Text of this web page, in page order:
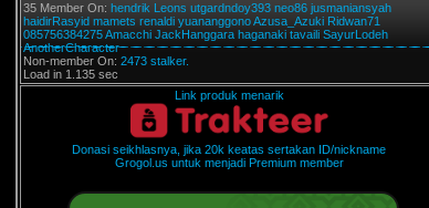
35 Member On: hendrik Leons utgardndoy393 neo86 jusmaniansyah
haidirRasyid mamets renaldi yuananggonoAzusa_Azuki Ridwan71
085756384275Amacchi JackHanggara haganaki tavaili SayurLodeh
AnotherCharacter
Non-member On: 2473 stalker.
Load in 1.135 sec
Link produk menarik
Donasi seikhlasnya, jika 20k keatas sertakan ID/nickname
Grogol.us untuk menjadi Premium member